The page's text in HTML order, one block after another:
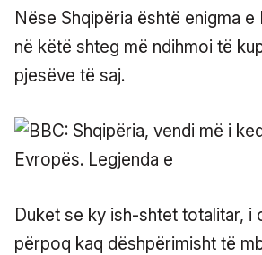
Nëse Shqipëria është enigma
në këtë shteg më ndihmoi të
pjesëve të saj.
Duket se ky ish-shtet totalitar, i
përpoq kaq dëshpërimisht të